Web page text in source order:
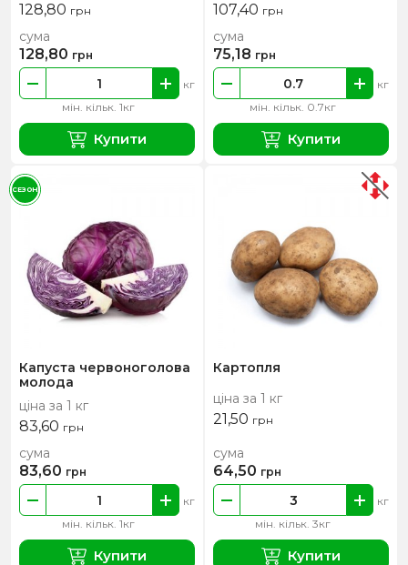
128,80 грн
мін. кільк. 1кг
кг
сума
128,80 грн
Купити
107,40 грн
мін. кільк. 0.7кг
кг
сума
75,18 грн
Купити
Капуста червоноголова
молода
ціна за 1 кг
83,60 грн
мін. кільк. 1кг
кг
сума
83,60 грн
Купити
СЕЗОН
Картопля
ціна за 1 кг
21,50 грн
мін. кільк. 3кг
кг
сума
64,50 грн
Купити